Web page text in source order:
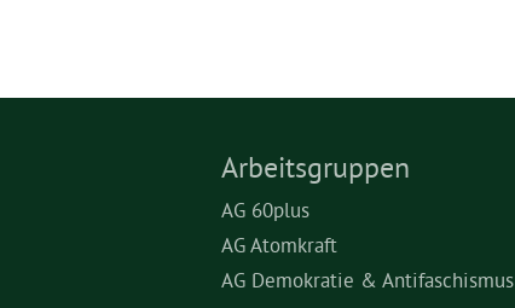
Arbeitsgruppen
AG 60plus
AG Atomkraft
AG Demokratie & Antifaschismus